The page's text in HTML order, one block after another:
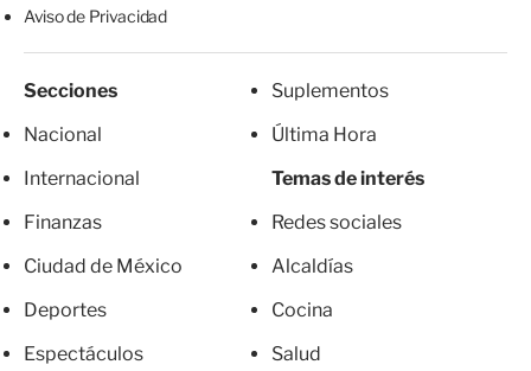
Aviso de Privacidad
Secciones
Nacional
Internacional
Finanzas
Ciudad de México
Deportes
Espectáculos
Suplementos
Última Hora
Temas de interés
Redes sociales
Alcaldías
Cocina
Salud